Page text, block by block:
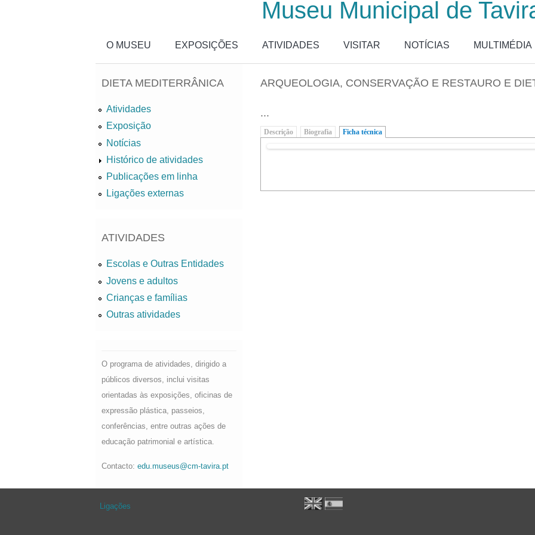
Museu Municipal de
O MUSEU EXPOSIÇÕES ATIVIDADES VISITAR NOTÍCIAS MULTIMÉDIA
ARQUEOLOGIA, CONSERVAÇÃO E RESTAURO E
...
Descrição Biografia Ficha técnica
DIETA MEDITERRÂNICA
Atividades
Exposição
Notícias
Histórico de atividades
Publicações em linha
Ligações externas
ATIVIDADES
Escolas e Outras Entidades
Jovens e adultos
Crianças e famílias
Outras atividades
O programa de atividades, dirigido a
públicos diversos, inclui visitas
orientadas às exposições, oficinas de
expressão plástica, passeios,
conferências, entre outras ações de
educação patrimonial e artística.
Contacto: edu.museus@cm-tavira.pt
Ligações